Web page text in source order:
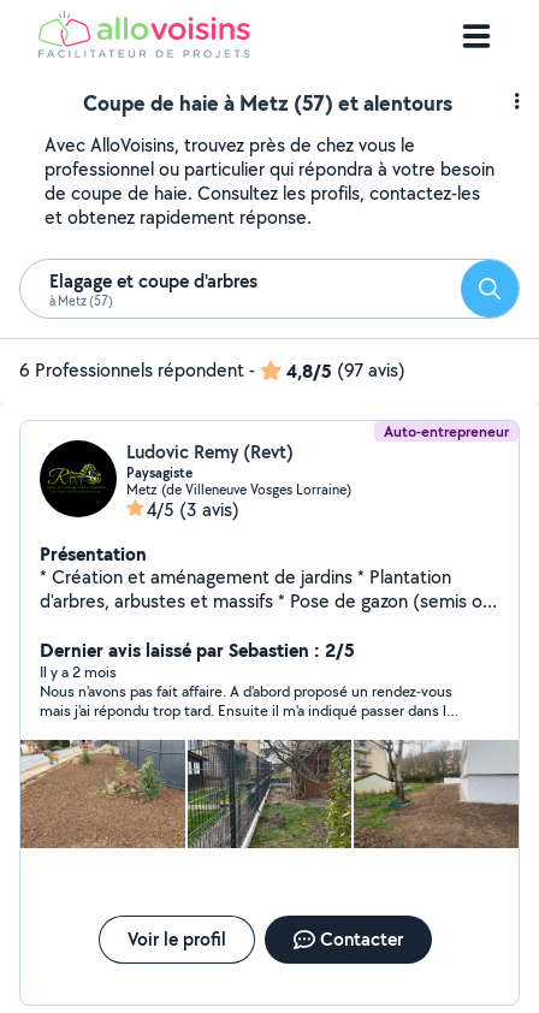
Coupe de haie à Metz (57) et alentours
Avec AlloVoisins, trouvez près de chez vous le
professionnel ou particulier qui répondra à votre besoin
de coupe de haie. Consultez les profils, contactez-les
et obtenez rapidement réponse.
Elagage et coupe d'arbres
à Metz (57)
6 Professionnels répondent- 4,8/5 (97 avis)
Auto-entrepreneur
Ludovic Remy (Revt)
Paysagiste
Metz (de Villeneuve Vosges Lorraine)
4/5 (3 avis)
Présentation
* Création et aménagement de jardins * Plantation
d'arbres, arbustes et massifs * Pose de gazon (semis ou
régulier de vos espaces verts * Travaux d'aménagement
extérieur * Maçonnerie paysagère * Terrasse Intervient
dans la Moselle
Dernier avis laissé par Sebastien : 2/5
Il y a 2 mois
Nous n'avons pas fait affaire. A d'abord proposé un rendez-vous
mais j'ai répondu trop tard. Ensuite il m'a indiqué passer dans la
messages depuis 3 semaines. Pas sérieux
Voir le profil Contacter